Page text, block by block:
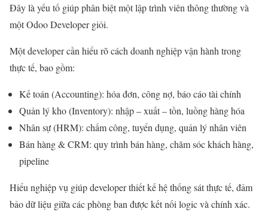
Đây là yếu tố giúp phân biệt một lập trình viên thông thường và
một Odoo Developer giỏi.
Một developer cần hiểu rõ cách doanh nghiệp vận hành trong
thực tế, bao gồm:
Kế toán (Accounting): hóa đơn, công nợ, báo cáo tài chính
Quản lý kho (Inventory): nhập – xuất – tồn, luồng hàng hóa
Nhân sự (HRM): chấm công, tuyển dụng, quản lý nhân viên
Bán hàng & CRM: quy trình bán hàng, chăm sóc khách hàng,
pipeline
Hiểu nghiệp vụ giúp developer thiết kế hệ thống sát thực tế, đảm
bảo dữ liệu giữa các phòng ban được kết nối logic và chính xác.